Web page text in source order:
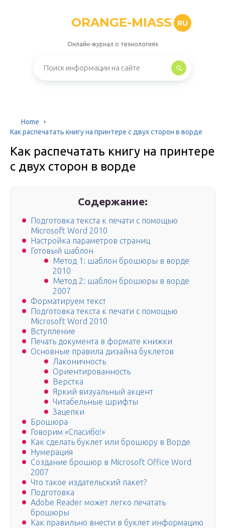
ORANGE-MIASS RU
Онлайн-журнал о технологиях
Home
Как распечатать книгу на принтере с двух сторон в ворде
Как распечатать книгу на принтере
с двух сторон в ворде
Содержание:
Подготовка текста к печати с помощью
Microsoft Word 2010
Настройка параметров страниц
Готовый шаблон
Метод 1: шаблон брошюры в ворде
2010
Метод 2: шаблон брошюры в ворде
2007
Форматируем текст
Подготовка текста к печати с помощью
Microsoft Word 2010
Вступление
Печать документа в формате книжки
Основные правила дизайна буклетов
Лаконичность
Ориентированность
Верстка
Яркий визуальный акцент
Читабельные шрифты
Зацепки
Брошюра
Говорим «Спасибо!»
Как сделать буклет или брошюру в Ворде
Нумерация
Создание брошюр в Microsoft Office Word
2007
Что такое издательский пакет?
Подготовка
Adobe Reader может легко печатать
брошюры
Как правильно внести в буклет информацию